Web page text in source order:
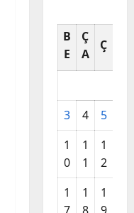
B
E
Ç
A
Ç
3 4 5
1
0
1
1
1
2
1
1
1